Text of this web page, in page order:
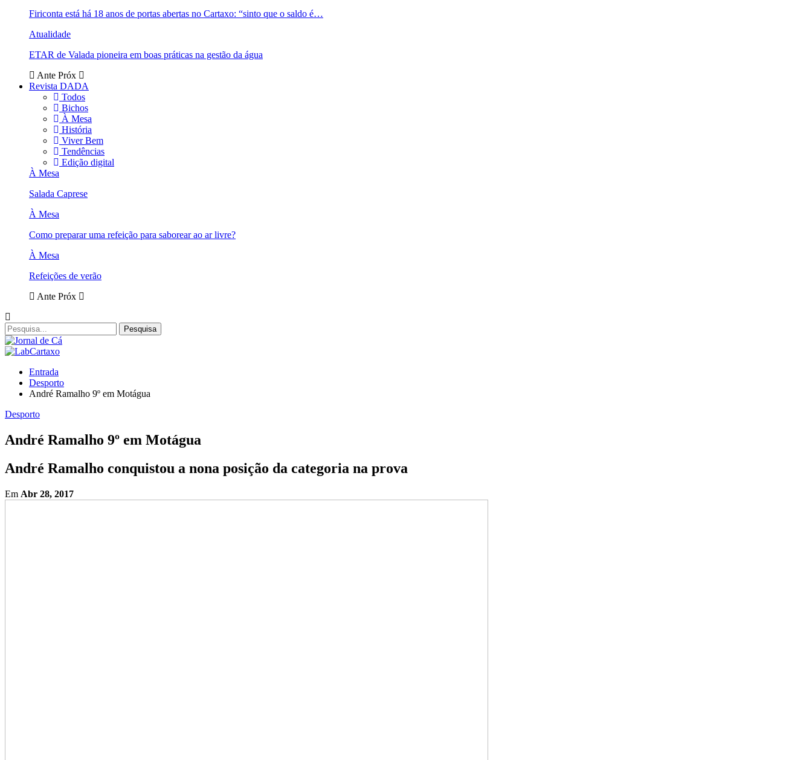
Firiconta está há 18 anos de portas abertas no Cartaxo: “sinto que o saldo é…
Atualidade
ETAR de Valada pioneira em boas práticas na gestão da água
Ante Próx
Revista DADA
Todos
Bichos
À Mesa
História
Viver Bem
Tendências
Edição digital
À Mesa
Salada Caprese
À Mesa
Como preparar uma refeição para saborear ao ar livre?
À Mesa
Refeições de verão
Ante Próx
Entrada
Desporto
André Ramalho 9º em Motágua
Desporto
André Ramalho 9º em Motágua
André Ramalho conquistou a nona posição da categoria na prova
Em Abr 28, 2017